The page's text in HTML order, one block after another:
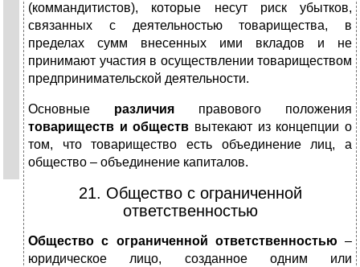
(коммандитистов), которые несут риск убытков,
связанных с деятельностью товарищества, в
пределах сумм внесенных ими вкладов и не
принимают участия в осуществлении товариществом
предпринимательской деятельности.
Основные различия правового положения
товариществ и обществ вытекают из концепции о
том, что товарищество есть объединение лиц, а
общество – объединение капиталов.
21. Общество с ограниченной
ответственностью
Общество с ограниченной ответственностью –
юридическое лицо, созданное одним или